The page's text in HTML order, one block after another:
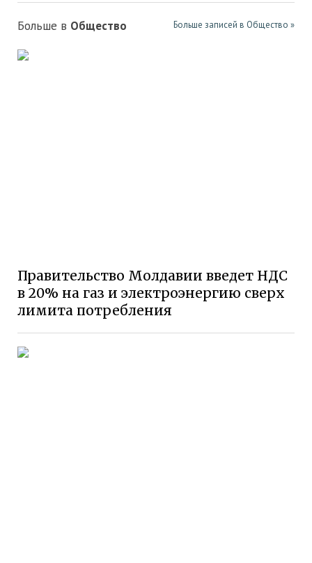
Больше в Общество Больше записей в Общество »
Правительство Молдавии введет НДС
в 20% на газ и электроэнергию сверх
лимита потребления